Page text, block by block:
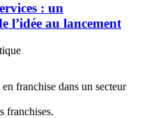
: un
l’idée au lancement
franchise dans un secteur
franchises.